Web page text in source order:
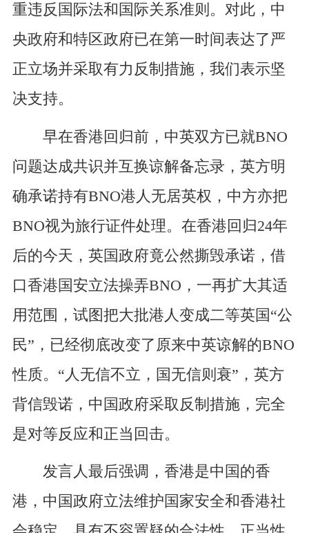
重违反国际法和国际关系准则。对此，中
央政府和特区政府已在第一时间表达了严
正立场并采取有力反制措施，我们表示坚
决支持。
早在香港回归前，中英双方已就BNO
问题达成共识并互换谅解备忘录，英方明
确承诺持有BNO港人无居英权，中方亦把
BNO视为旅行证件处理。在香港回归24年
后的今天，英国政府竟公然撕毁承诺，借
口香港国安立法操弄BNO，一再扩大其适
用范围，试图把大批港人变成二等英国“公
民”，已经彻底改变了原来中英谅解的BNO
性质。“人无信不立，国无信则衰”，英方
背信毁诺，中国政府采取反制措施，完全
是对等反应和正当回击。
发言人最后强调，香港是中国的香
港，中国政府立法维护国家安全和香港社